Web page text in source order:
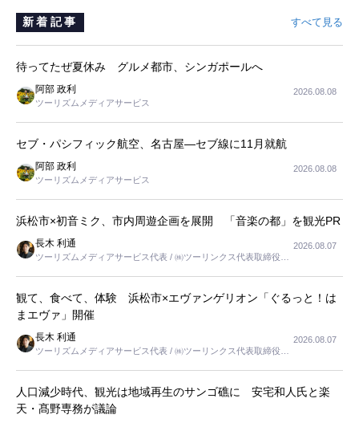
新着記事 すべて見る
待ってたぜ夏休み グルメ都市、シンガポールへ
阿部 政利
ツーリズムメディアサービス
2026.08.08
セブ・パシフィック航空、名古屋―セブ線に11月就航
阿部 政利
ツーリズムメディアサービス
2026.08.08
浜松市×初音ミク、市内周遊企画を展開 「音楽の都」を観光PR
長木 利通
ツーリズムメディアサービス代表 / ㈱ツーリンクス代表取締役社
2026.08.07
観て、食べて、体験 浜松市×エヴァンゲリオン「ぐるっと！は
まエヴァ」開催
長木 利通
ツーリズムメディアサービス代表 / ㈱ツーリンクス代表取締役社
2026.08.07
人口減少時代、観光は地域再生のサンゴ礁に 安宅和人氏と楽
天・髙野専務が議論